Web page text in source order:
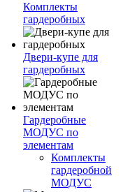
Комплекты
гардеробных
Двери-купе для
гардеробных
Гардеробные
МОДУС по
элементам
Комплекты
гардеробной
МОДУС